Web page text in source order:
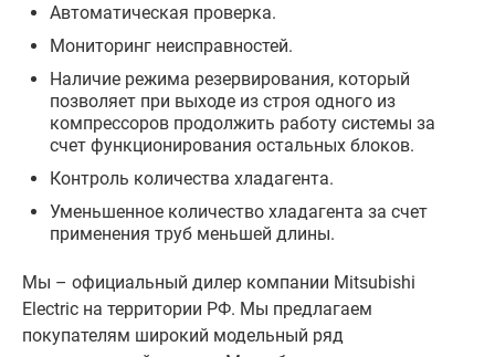
Автоматическая проверка.
Мониторинг неисправностей.
Наличие режима резервирования, который
позволяет при выходе из строя одного из
компрессоров продолжить работу системы за
счет функционирования остальных блоков.
Контроль количества хладагента.
Уменьшенное количество хладагента за счет
применения труб меньшей длины.
Мы – официальный дилер компании Mitsubishi
Electric на территории РФ. Мы предлагаем
покупателям широкий модельный ряд